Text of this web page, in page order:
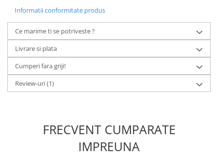
Informatii conformitate produs
Ce marime ti se potriveste ?
Livrare si plata
Cumperi fara griji!
Review-uri(1)
FRECVENT CUMPARATE
IMPREUNA